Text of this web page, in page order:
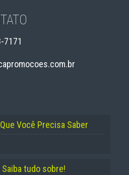
7171
Você Precisa Saber
tudo sobre!